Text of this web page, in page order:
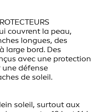
couvrent la peau,
longues, des
large bord. Des
avec une protection
défense
de soleil.
soleil, surtout aux